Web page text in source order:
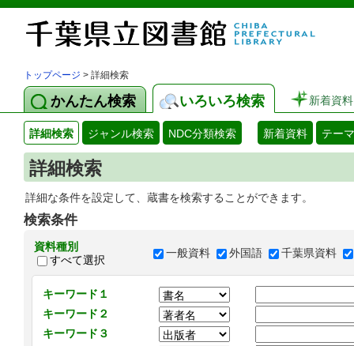
トップページ > 詳細検索
かんたん検索 いろいろ検索 新着資料
詳細検索 ジャンル検索 NDC分類検索 新着資料 テー
詳細検索
詳細な条件を設定して、蔵書を検索することができます。
検索条件
資料種別
すべて選択
一般資料 外国語 千葉県資料
キーワード１
キーワード２
キーワード３